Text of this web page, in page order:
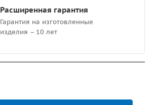
Расширенная гарантия
Гарантия на изготовленные
изделия – 10 лет